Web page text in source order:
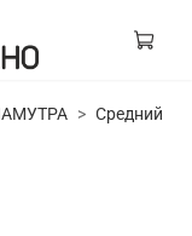
Средний